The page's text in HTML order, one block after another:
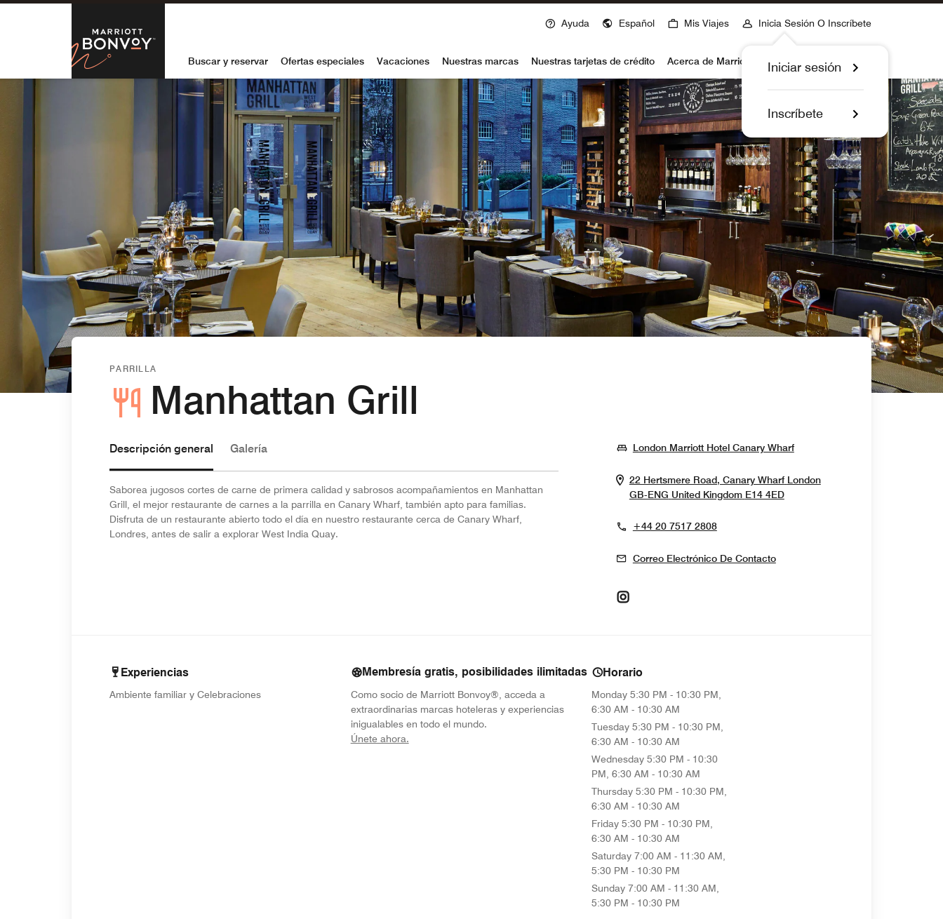
Skip to Content
Marriott Bonvoy
Ayuda Español Mis Viajes Inicia Sesión O Inscríbete
Iniciar sesión
Inscríbete
Buscar y reservar Ofertas especiales Vacaciones Nuestras marcas Nuestras tarjetas de crédito Acerca de Marriott Bonvoy
PARRILLA
Manhattan Grill
Descripción general Galería
Saborea jugosos cortes de carne de primera calidad y sabrosos acompañamientos en Manhattan
Grill, el mejor restaurante de carnes a la parrilla en Canary Wharf, también apto para familias.
Disfruta de un restaurante abierto todo el día en nuestro restaurante cerca de Canary Wharf,
Londres, antes de salir a explorar West India Quay.
London Marriott Hotel Canary WharfOpens In New Window
22 Hertsmere Road, Canary Wharf London
GB-ENG United Kingdom E14 4EDOpens In New Window
+44 20 7517 2808
Correo Electrónico De Contacto
Opens In New Window
Experiencias
Ambiente familiar y Celebraciones
Membresía gratis, posibilidades ilimitadas
Como socio de Marriott Bonvoy®, acceda a
extraordinarias marcas hoteleras y experiencias
inigualables en todo el mundo.
Únete ahora.
Horario
Monday 5:30 PM - 10:30 PM,
6:30 AM - 10:30 AM
Tuesday 5:30 PM - 10:30 PM,
6:30 AM - 10:30 AM
Wednesday 5:30 PM - 10:30
PM, 6:30 AM - 10:30 AM
Thursday 5:30 PM - 10:30 PM,
6:30 AM - 10:30 AM
Friday 5:30 PM - 10:30 PM,
6:30 AM - 10:30 AM
Saturday 7:00 AM - 11:30 AM,
5:30 PM - 10:30 PM
Sunday 7:00 AM - 11:30 AM,
5:30 PM - 10:30 PM